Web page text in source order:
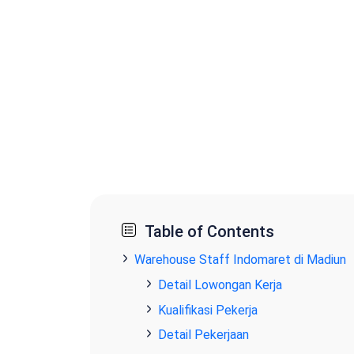
Table of Contents
Warehouse Staff Indomaret di Madiun
Detail Lowongan Kerja
Kualifikasi Pekerja
Detail Pekerjaan